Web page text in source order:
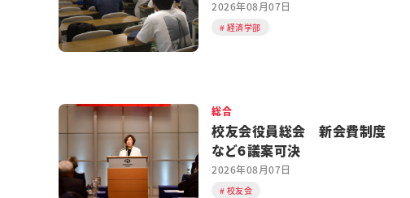
2026年08月07日
経済学部
総合
校友会役員総会 新会費制度
など６議案可決
2026年08月07日
校友会